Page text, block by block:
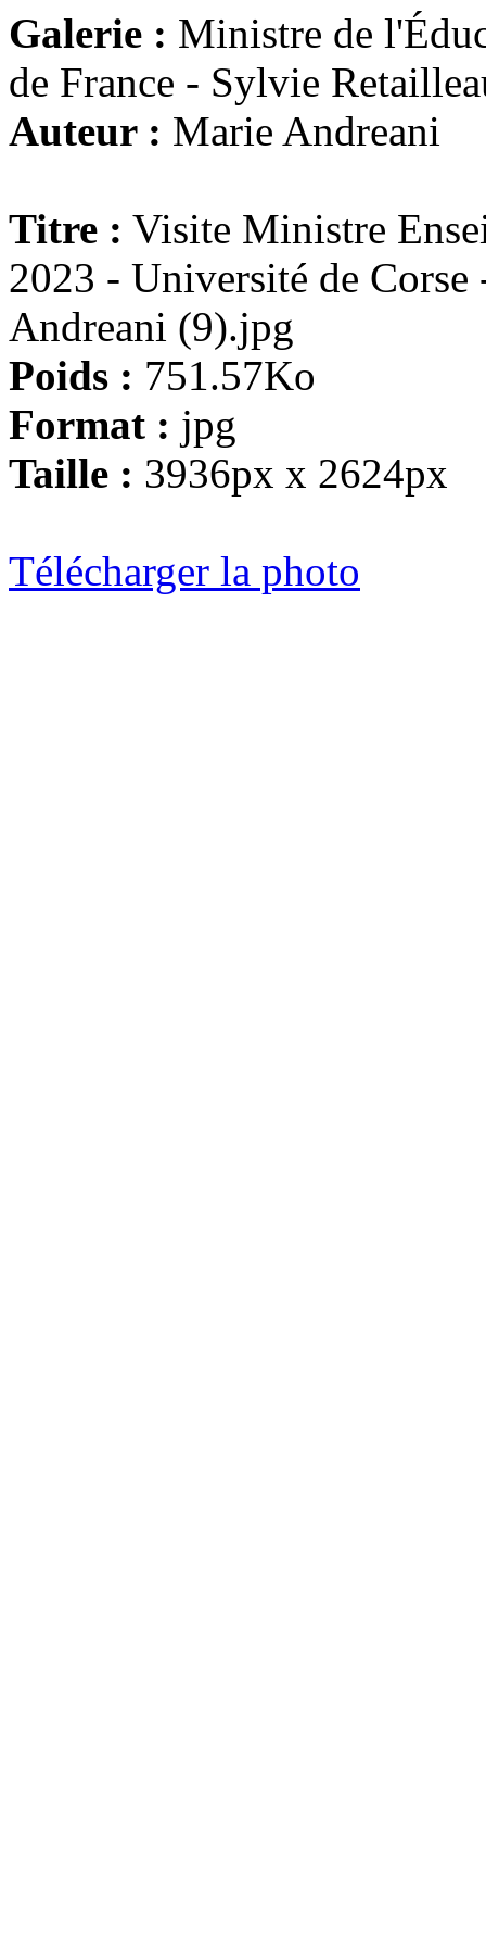
Galerie : Ministre de
de France - Sylvie
Auteur : Marie Andreani
Titre : Visite Ministre
2023 - Université de
Andreani (9).jpg
Poids : 751.57Ko
Format : jpg
Taille : 3936px x 2624px
Télécharger la photo